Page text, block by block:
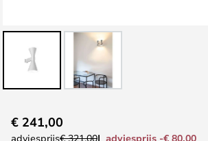
naar
€ 241,00
adviesprijs€ 321,00
adviesprijs -€ 80,00